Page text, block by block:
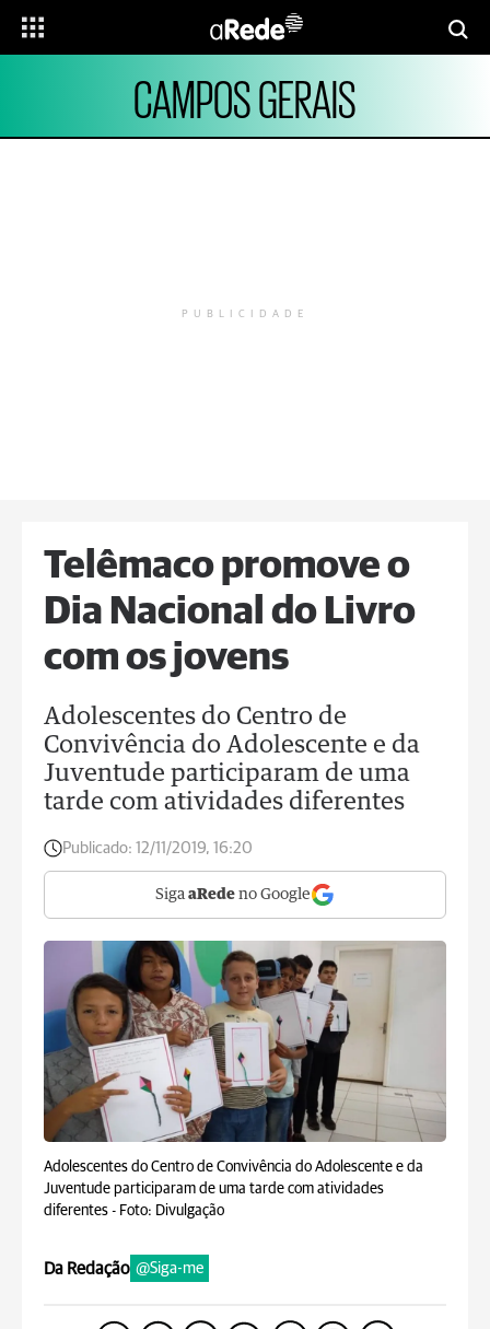
CAMPOS GERAIS
PUBLICIDADE
Telêmaco promove o
Dia Nacional do Livro
com os jovens
Adolescentes do Centro de
Convivência do Adolescente e da
Juventude participaram de uma
tarde com atividades diferentes
Publicado: 12/11/2019, 16:20
Siga aRede no Google
Adolescentes do Centro de Convivência do Adolescente e da
Juventude participaram de uma tarde com atividades
diferentes - Foto: Divulgação
Da Redação @Siga-me